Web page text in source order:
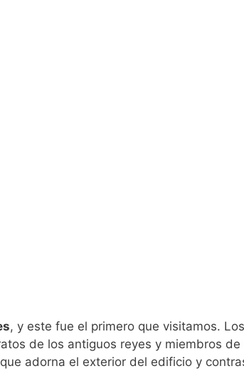
, y este fue el primero que visitamos.
de los antiguos reyes y miembros de
adorna el exterior del edificio y